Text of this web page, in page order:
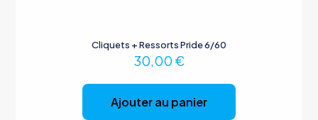
Cliquets + Ressorts Pride 6/60
30,00 €
Ajouter au panier